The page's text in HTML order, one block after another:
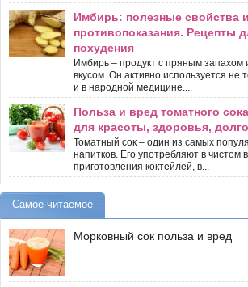
Имбирь: полезные свойства и
противопоказания. Рецепты
похудения
Имбирь – продукт с пряным запахом
вкусом. Он активно используется не
и в народной медицине....
Польза и вред томатного
для красоты, здоровья,
Томатный сок – один из самых
напитков. Его употребляют в чистом
приготовления коктейлей, в...
Самое читаемое
Морковный сок польза и вред